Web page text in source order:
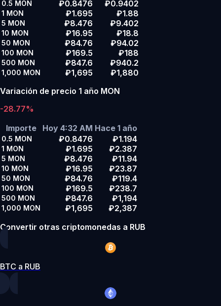
0.5 MON ₽0.8476 ₽0.9402
1 MON ₽1.695 ₽1.88
5 MON ₽8.476 ₽9.402
10 MON ₽16.95 ₽18.8
50 MON ₽84.76 ₽94.02
100 MON ₽169.5 ₽188
500 MON ₽847.6 ₽940.2
1,000 MON ₽1,695
₽1,880
Variación de precio 1 año MON
-28.77%
Importe
Hoy 4:32 AM Hace 1 año
0.5 MON ₽0.8476 ₽1.194
1 MON ₽1.695 ₽2.387
5 MON ₽8.476 ₽11.94
10 MON ₽16.95 ₽23.87
50 MON ₽84.76 ₽119.4
100 MON ₽169.5 ₽238.7
500 MON ₽847.6 ₽1,194
1,000 MON ₽1,695
₽2,387
Convertir otras criptomonedas a RUB
BTC a RUB